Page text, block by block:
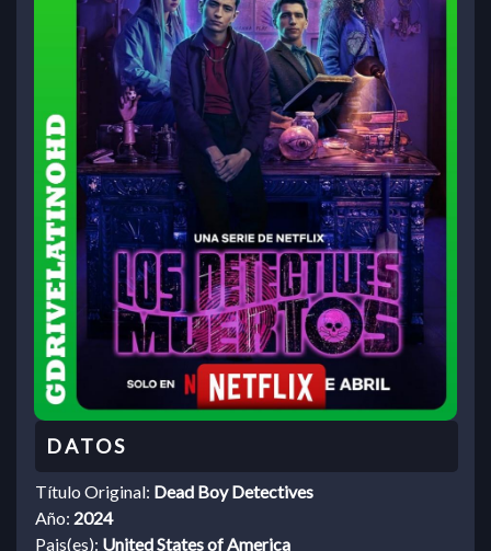
Título Original: Dead Boy Detectives
Año: 2024
Pais(es): United States of America